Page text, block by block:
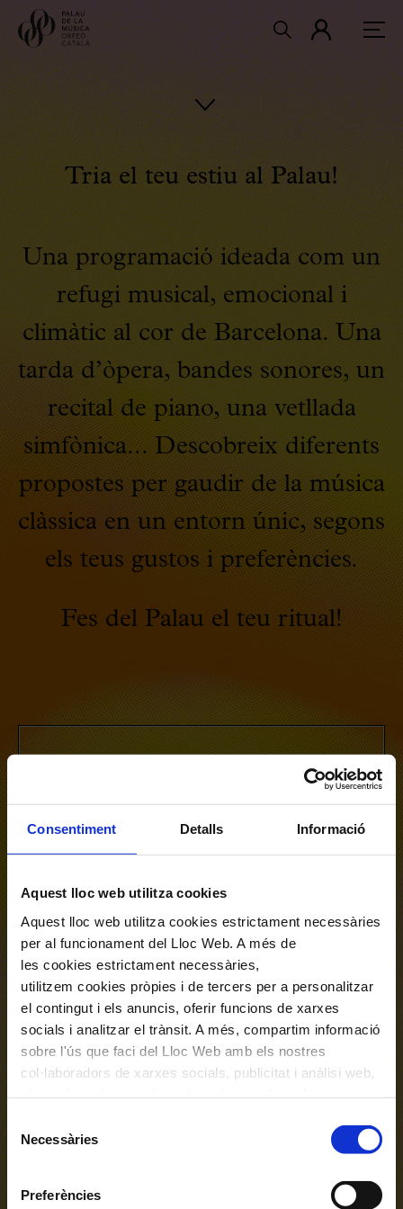
Consentiment Detalls Informació
Aquest lloc web utilitza cookies
Aquest lloc web utilitza cookies estrictament necessàries
per al funcionament del Lloc Web. A més de
les cookies estrictament necessàries,
utilitzem cookies pròpies i de tercers per a personalitzar
el contingut i els anuncis, oferir funcions de xarxes
socials i analitzar el trànsit. A més, compartim informació
sobre l'ús que faci del Lloc Web amb els nostres
col·laboradors de xarxes socials, publicitat i anàlisi web,
de l'ús que hagi fet dels seus serveis. En el quadre
inferior pot “Permetre totes les cookies” o seleccionar el
"Permetre la selecció". Si vol més informació visiti la
Necessàries
Preferències
Tria el teu estiu al Palau!
Una programació ideada com un
refugi musical, emocional i
climàtic al cor de Barcelona. Una
tarda d’òpera, bandes sonores, un
recital de piano, una vetllada
simfònica... Descobreix diferents
propostes per gaudir de la música
clàssica en un entorn únic, segons
els teus gustos i preferències.
Fes del Palau el teu ritual!
La veu com a protagonista, de l’òpera al
lied i la música coral, en tota la seva
VEURE PROGRAMACIÓ
Simfonisme
De Bach a Wagner, passant per
Xostakóvitx i Mahler. Grans obres en
format simfònic per viure la música en
VEURE PROGRAMACIÓ